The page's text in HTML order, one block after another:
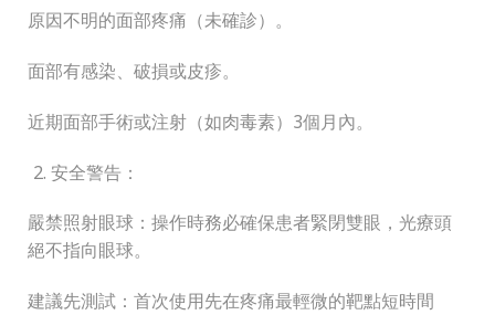
原因不明的面部疼痛（未確診）。
面部有感染、破損或皮疹。
近期面部手術或注射（如肉毒素）3個月內。
安全警告：
嚴禁照射眼球：操作時務必確保患者緊閉雙眼，光療頭
絕不指向眼球。
建議先測試：首次使用先在疼痛最輕微的靶點短時間